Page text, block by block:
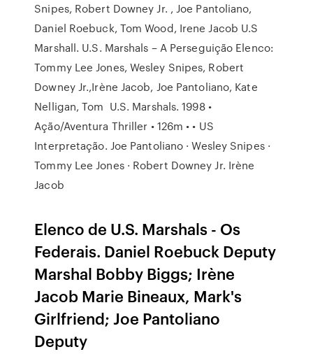
Snipes, Robert Downey Jr. , Joe Pantoliano,
Daniel Roebuck, Tom Wood, Irene Jacob U.S
Marshall. U.S. Marshals – A Perseguição Elenco:
Tommy Lee Jones, Wesley Snipes, Robert
Downey Jr.,Irène Jacob, Joe Pantoliano, Kate
Nelligan, Tom U.S. Marshals. 1998 •
Ação/Aventura Thriller • 126m • • US
Interpretação. Joe Pantoliano · Wesley Snipes ·
Tommy Lee Jones · Robert Downey Jr. Irène
Jacob
Elenco de U.S. Marshals - Os
Federais. Daniel Roebuck Deputy
Marshal Bobby Biggs; Irène
Jacob Marie Bineaux, Mark's
Girlfriend; Joe Pantoliano
Deputy